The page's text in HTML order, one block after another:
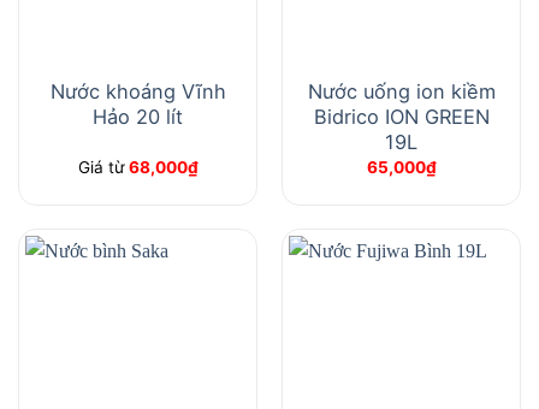
Nước khoáng Vĩnh
Hảo 20 lít
Giá từ68,000₫
Nước uống ion kiềm
Bidrico ION GREEN
19L
65,000₫